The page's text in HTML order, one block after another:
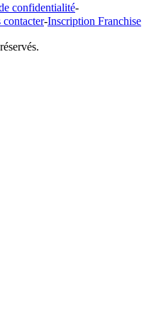
confidentialité-
contacter-Inscription Franchise